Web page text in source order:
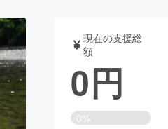
音楽
ェット ゲーム・サ
書籍・雑誌
現在の支援総
額
0円
0%